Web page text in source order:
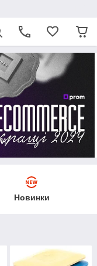
Новинки